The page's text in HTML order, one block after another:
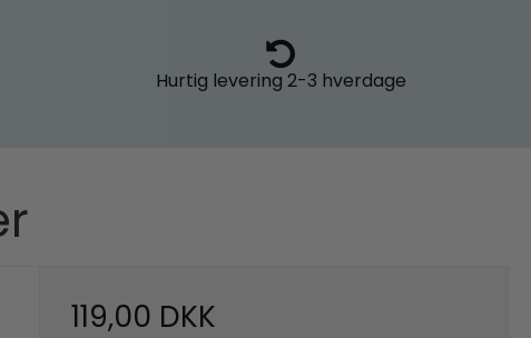
Hurtig levering 2-3 hverdage
119,00 DKK